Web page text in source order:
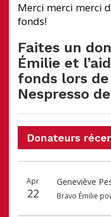
Merci merci merci
fonds!
Faites un
Émilie et
fonds lors de
Nespresso
Donateurs
du
don
du
donateur
du
don
Apr
22
Geneviève
Bravo Émilie